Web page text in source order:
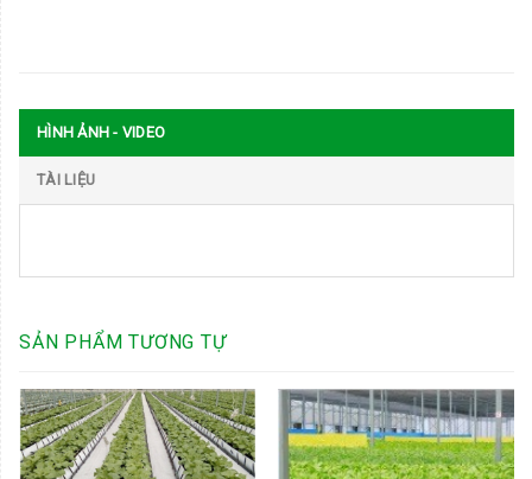
HÌNH ẢNH - VIDEO
TÀI LIỆU
SẢN PHẨM TƯƠNG TỰ